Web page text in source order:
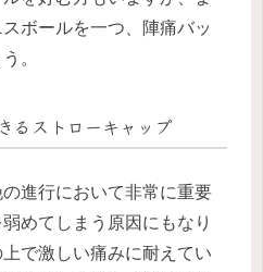
ボールを一つ、陣痛バッ
。
るストローキャップ
進行において非常に重要
めてしまう原因にもなり
で激しい痛みに耐えてい